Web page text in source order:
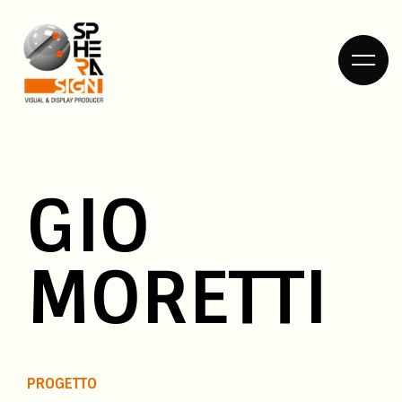
HOME
DIETRO LE
QUINTE
COSA
GIO
MORETTI
PROGETTO